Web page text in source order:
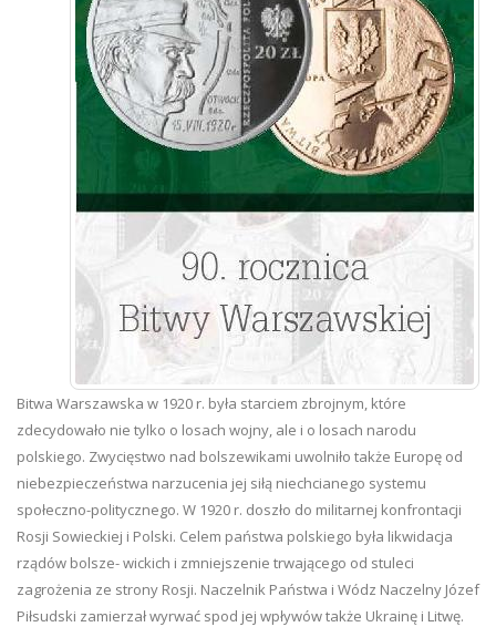
Bitwa Warszawska w 1920 r. była starciem zbrojnym, które
zdecydowało nie tylko o losach wojny, ale i o losach narodu
polskiego. Zwycięstwo nad bolszewikami uwolniło także Europę od
niebezpieczeństwa narzucenia jej siłą niechcianego systemu
społeczno-politycznego. W 1920 r. doszło do militarnej konfrontacji
Rosji Sowieckiej i Polski. Celem państwa polskiego była likwidacja
rządów bolsze- wickich i zmniejszenie trwającego od stuleci
zagrożenia ze strony Rosji. Naczelnik Państwa i Wódz Naczelny Józef
Piłsudski zamierzał wyrwać spod jej wpływów także Ukrainę i Litwę.